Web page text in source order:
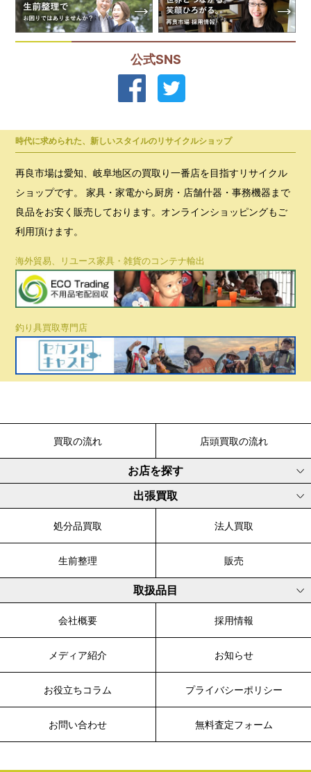
公式SNS
時代に求められた、新しいスタイルのリサイクルショップ
再良市場は愛知、岐阜地区の買取り一番店を目指すリサイクル
ショップです。 家具・家電から厨房・店舗什器・事務機器まで
良品をお安く販売しております。オンラインショッピングもご
利用頂けます。
海外貿易、リユース家具・雑貨のコンテナ輸出
釣り具買取専門店
買取の流れ 店頭買取の流れ
お店を探す
出張買取
処分品買取 法人買取
生前整理 販売
取扱品目
会社概要 採用情報
メディア紹介 お知らせ
お役立ちコラム プライバシーポリシー
お問い合わせ 無料査定フォーム